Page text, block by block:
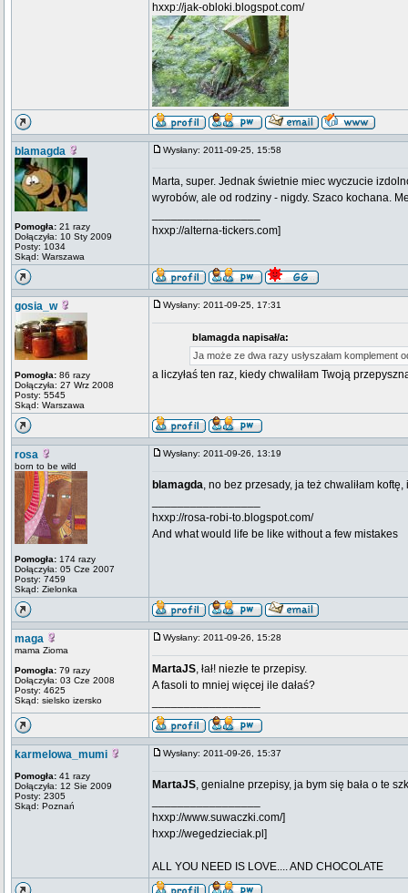
hxxp://jak-obloki.blogspot.com/
blamagda
Pomogła: 21 razy
Dołączyła: 10 Sty 2009
Posty: 1034
Skąd: Warszawa
Wysłany: 2011-09-25, 15:58
Marta, super. Jednak świetnie miec wyczucie
wyrobów, ale od rodziny - nigdy. Szaco kochana.
hxxp://alterna-tickers.com]
gosia_w
Pomogła: 86 razy
Dołączyła: 27 Wrz 2008
Posty: 5545
Skąd: Warszawa
Wysłany: 2011-09-25, 17:31
blamagda napisał/a:
Ja może ze dwa razy usłyszałam komplement
a liczyłaś ten raz, kiedy chwaliłam Twoją
rosa
born to be wild
Pomogła: 174 razy
Dołączyła: 05 Cze 2007
Posty: 7459
Skąd: Zielonka
Wysłany: 2011-09-26, 13:19
blamagda, no bez przesady, ja też chwaliłam
hxxp://rosa-robi-to.blogspot.com/
And what would life be like without a few mistakes
maga
mama Zioma
Pomogła: 79 razy
Dołączyła: 03 Cze 2008
Posty: 4625
Skąd: sielsko izersko
Wysłany: 2011-09-26, 15:28
MartaJS, łał! niezłe te przepisy.
A fasoli to mniej więcej ile dałaś?
karmelowa_mumi
Pomogła: 41 razy
Dołączyła: 12 Sie 2009
Posty: 2305
Skąd: Poznań
Wysłany: 2011-09-26, 15:37
MartaJS, genialne przepisy, ja bym się bała o te
hxxp://www.suwaczki.com/]
hxxp://wegedzieciak.pl]
ALL YOU NEED IS LOVE.... AND CHOCOLATE